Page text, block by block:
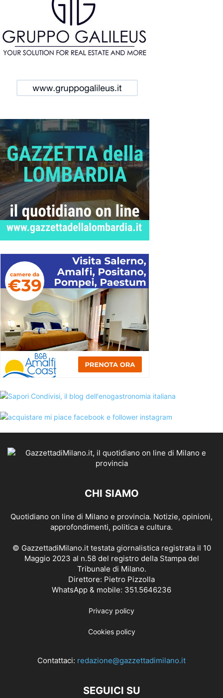
CHI SIAMO
Quotidiano on line di Milano e provincia. Notizie, opinioni,
approfondimenti, politica e cultura.
© GazzettadiMilano.it testata giornalistica registrata il 10
Maggio 2023 al n.58 del registro della Stampa del
Tribunale di Milano.
Direttore: Pietro Pizzolla
WhatsApp & mobile: 351.5646236
Privacy policy
Cookies policy
Contattaci: redazione@gazzettadimilano.it
SEGUICI SU